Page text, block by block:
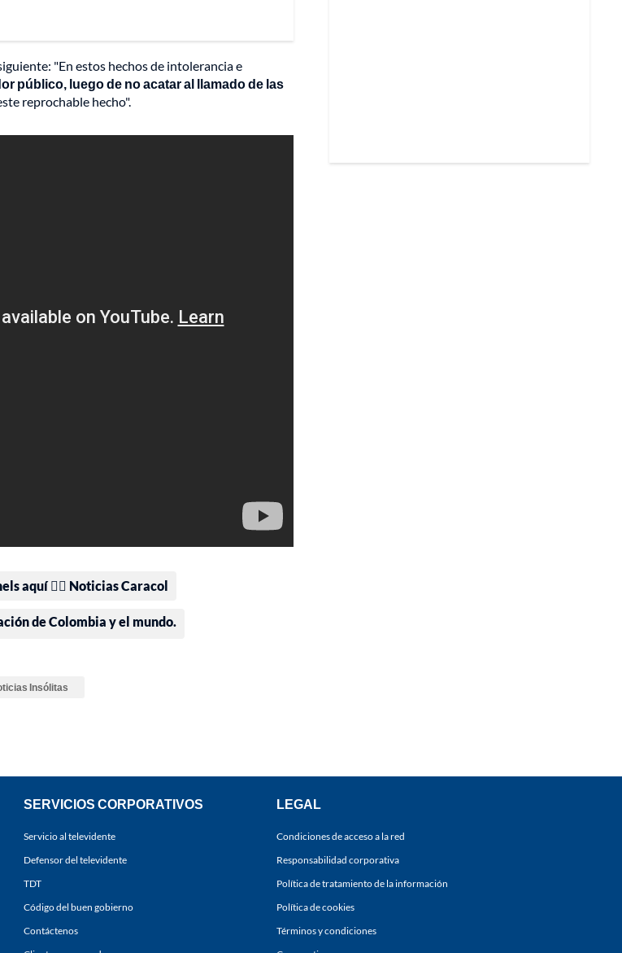
"En estos hechos de intolerancia e
público, luego de no acatar al llamado de las
reprochable hecho".
aquí 👉🏻 Noticias Caracol
de Colombia y el mundo.
Insólitas
SERVICIOS CORPORATIVOS
Servicio al televidente
Defensor del televidente
TDT
Código del buen gobierno
Contáctenos
LEGAL
Condiciones de acceso a la red
Responsabilidad corporativa
Política de tratamiento de la información
Política de cookies
Términos y condiciones